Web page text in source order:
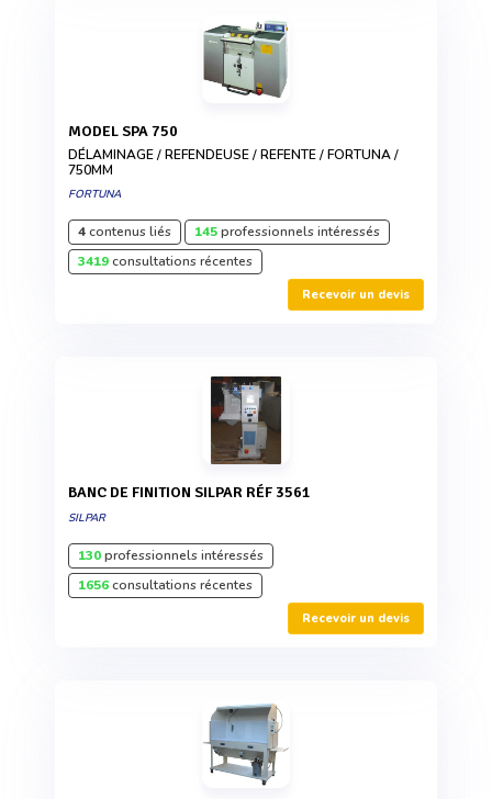
MODEL SPA 750
DÉLAMINAGE / REFENDEUSE / REFENTE / FORTUNA /
750MM
FORTUNA
4contenus liés 145professionnels intéressés
3419consultations récentes
Recevoir un devis
BANC DE FINITION SILPAR RÉF 3561
SILPAR
130professionnels intéressés
1656consultations récentes
Recevoir un devis